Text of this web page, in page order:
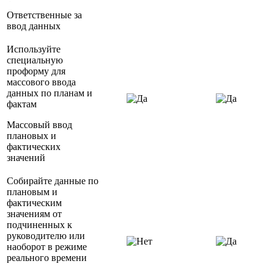
Ответственные за
ввод данных
Используйте
специальную
проформу для
массового ввода
данных по планам и
фактам
Массовый ввод
плановых и
фактических
значений
Собирайте данные по
плановым и
фактическим
значениям от
подчиненных к
руководителю или
наоборот в режиме
реального времени